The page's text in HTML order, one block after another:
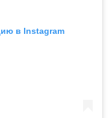
в Instagram